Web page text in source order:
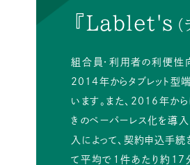
『Lablet's
組合員・利用者の利便性
2014年からタブレット型
います。また、2016年か
きのペーパーレス化を導
入によって、契約申込手
て平均で１件あたり約17